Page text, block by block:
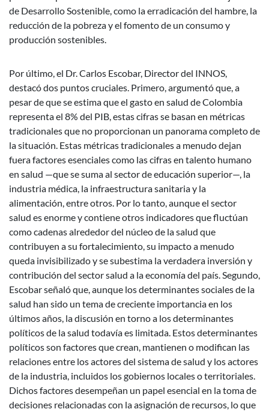
de Desarrollo Sostenible, como la erradicación del hambre, la
reducción de la pobreza y el fomento de un consumo y
producción sostenibles.
Por último, el Dr. Carlos Escobar, Director del INNOS,
destacó dos puntos cruciales. Primero, argumentó que, a
pesar de que se estima que el gasto en salud de Colombia
representa el 8% del PIB, estas cifras se basan en métricas
tradicionales que no proporcionan un panorama completo de
la situación. Estas métricas tradicionales a menudo dejan
fuera factores esenciales como las cifras en talento humano
en salud —que se suma al sector de educación superior—, la
industria médica, la infraestructura sanitaria y la
alimentación, entre otros. Por lo tanto, aunque el sector
salud es enorme y contiene otros indicadores que fluctúan
como cadenas alrededor del núcleo de la salud que
contribuyen a su fortalecimiento, su impacto a menudo
queda invisibilizado y se subestima la verdadera inversión y
contribución del sector salud a la economía del país. Segundo,
Escobar señaló que, aunque los determinantes sociales de la
salud han sido un tema de creciente importancia en los
últimos años, la discusión en torno a los determinantes
políticos de la salud todavía es limitada. Estos determinantes
políticos son factores que crean, mantienen o modifican las
relaciones entre los actores del sistema de salud y los actores
de la industria, incluidos los gobiernos locales o territoriales.
Dichos factores desempeñan un papel esencial en la toma de
decisiones relacionadas con la asignación de recursos, lo que